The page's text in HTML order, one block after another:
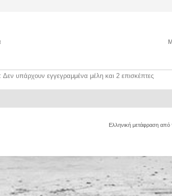
υπάρχουν εγγεγραμμένα μέλη και 2 επισκέπτες
Ελληνική μετάφραση από